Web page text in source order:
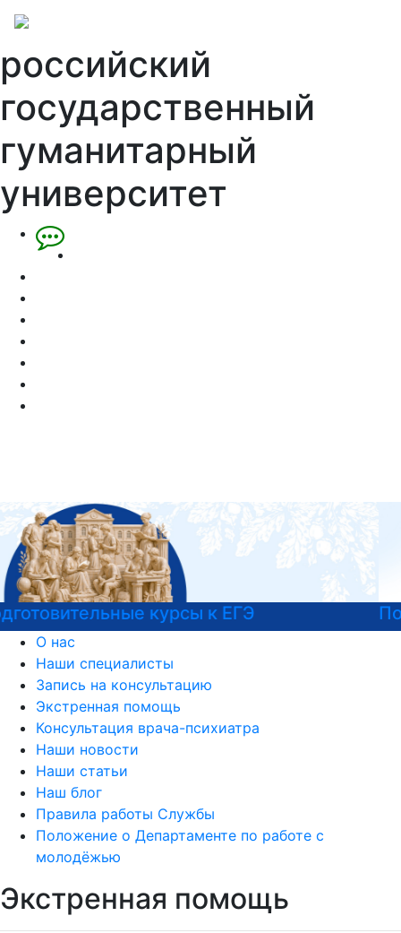
российский
государственный
гуманитарный
университет
Подготовка к вступительным испытаниям
О нас
Наши специалисты
Запись на консультацию
Экстренная помощь
Консультация врача-психиатра
Наши новости
Наши статьи
Наш блог
Правила работы Службы
Положение о Департаменте по работе с
молодёжью
Экстренная помощь